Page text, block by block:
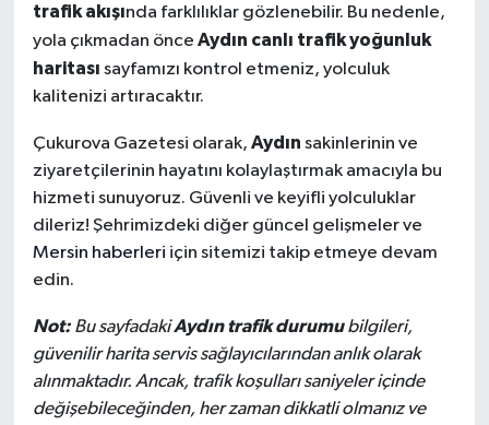
trafik akışında farklılıklar gözlenebilir. Bu nedenle,
yola çıkmadan önce Aydın canlı trafik yoğunluk
haritası sayfamızı kontrol etmeniz, yolculuk
kalitenizi artıracaktır.
Çukurova Gazetesi olarak, Aydın sakinlerinin ve
ziyaretçilerinin hayatını kolaylaştırmak amacıyla bu
hizmeti sunuyoruz. Güvenli ve keyifli yolculuklar
dileriz! Şehrimizdeki diğer güncel gelişmeler ve
Mersin haberleri için sitemizi takip etmeye devam
edin.
Not:Bu sayfadakiAydın trafik durumubilgileri,
güvenilir harita servis sağlayıcılarından anlık olarak
alınmaktadır. Ancak, trafik koşulları saniyeler içinde
değişebileceğinden, her zaman dikkatli olmanız ve